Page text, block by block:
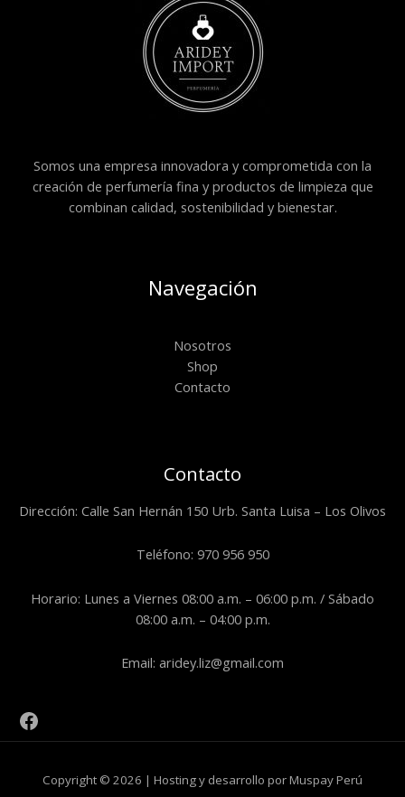
Somos una empresa innovadora y comprometida con la
creación de perfumería fina y productos de limpieza que
combinan calidad, sostenibilidad y bienestar.
Navegación
Nosotros
Shop
Contacto
Contacto
Dirección: Calle San Hernán 150 Urb. Santa Luisa – Los Olivos
Teléfono: 970 956 950
Horario: Lunes a Viernes 08:00 a.m. – 06:00 p.m. / Sábado
08:00 a.m. – 04:00 p.m.
Email: aridey.liz@gmail.com
Copyright © 2026 | Hosting y desarrollo por Muspay Perú